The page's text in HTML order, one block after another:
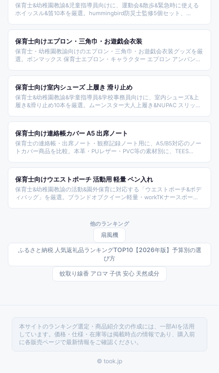
保育士&幼稚園教諭&児童指導員向けに、運動会&散歩&緊急時に使える
ホイッスル&笛10本を厳選。hummingbird防災士監修5個セット、
子ホイッスル、ラピタ蓄光、ヘルピー、村の鍛冶屋HS、Dimova警備社
長監修、ゆかい屋PKT3-2Fまで電動/金属/防災別にカバー。
保育士向けエプロン・三角巾・お遊戯会衣装
保育士・幼稚園教諭向けのエプロン・三角巾・お遊戯会衣装グッズを厳
選。ボンマックス 保育士エプロン・キャラクター エプロン アンパンマ
トタイプなど保育園で必携のアイテムを比較した。
保育士向け室内シューズ 上履き 滑り止め
保育士&幼稚園教諭&学童指導員&学校事務員向けに、室内シューズ&上
履き&滑り止め10本を厳選。ムーンスター大人上履き&NUPAC スリッポ
ーフェクトナースまで価格&用途別カバー。
保育士向け連絡帳カバー A5 出席ノート
保育士の連絡帳・出席ノート・観察記録ノート用に、A5/B5対応のノー
トカバー商品を比較。本革・PUレザー・PVC等の素材別に、TEES
保育士向けウエストポーチ 活動用 軽量 ペン入れ
保育士&幼稚園教諭の活動&園外保育に対応する「ウエストポーチ&ボデ
ィバッグ」を厳選。ブランドオブクイーン軽量・workTKナースポー
PeachCraft軽量ペット・hello caseベルトポーチまでサイズ/機能別に整
他のランキング
扇風機
ふるさと納税 人気返礼品ランキングTOP10【2026年版】予算別の選
び方
蚊取り線香 アロマ 子供 安心 天然成分
本サイトのランキング選定・商品紹介文の作成には、一部AIを活用
しています。価格・仕様・在庫等は掲載時点の情報であり、購入前
に各販売ページで最新情報をご確認ください。
© took.jp